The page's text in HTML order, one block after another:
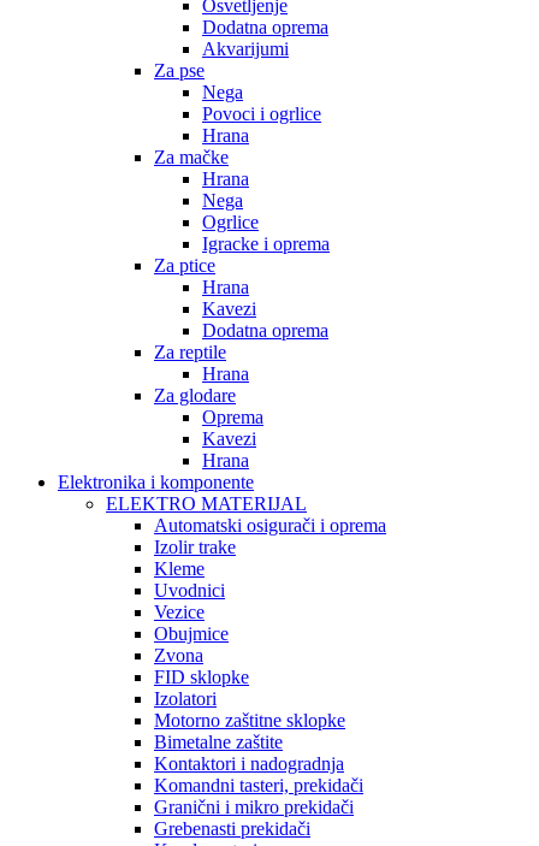
Osvetljenje
Dodatna oprema
Akvarijumi
Za pse
Nega
Povoci i ogrlice
Hrana
Za mačke
Hrana
Nega
Ogrlice
Igracke i oprema
Za ptice
Hrana
Kavezi
Dodatna oprema
Za reptile
Hrana
Za glodare
Oprema
Kavezi
Hrana
Elektronika i komponente
ELEKTRO MATERIJAL
Automatski osigurači i oprema
Izolir trake
Kleme
Uvodnici
Vezice
Obujmice
Zvona
FID sklopke
Izolatori
Motorno zaštitne sklopke
Bimetalne zaštite
Kontaktori i nadogradnja
Komandni tasteri, prekidači
Granični i mikro prekidači
Grebenasti prekidači